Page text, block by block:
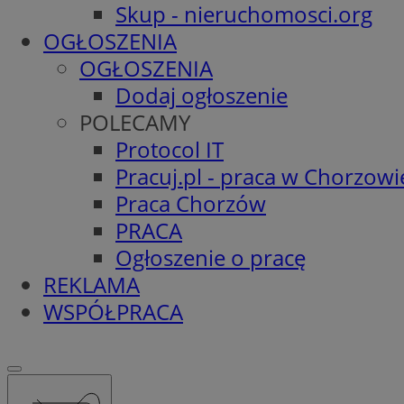
Skup - nieruchomosci.org
OGŁOSZENIA
OGŁOSZENIA
Dodaj ogłoszenie
POLECAMY
Protocol IT
Pracuj.pl - praca w
Praca Chorzów
PRACA
Ogłoszenie o pracę
REKLAMA
WSPÓŁPRACA